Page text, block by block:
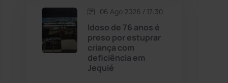
Érico Cardoso
Esportes
06 Ago 2026 / 17:30
Idoso de 76 anos é
preso por estuprar
criança com
deficiência em
Jequié